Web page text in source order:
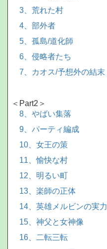
3、荒れた村
4、部外者
5、孤島/道化師
6、侵略者たち
7、カオス/予想外の結末
＜Part2＞
8、やばい集落
9、パーティ編成
10、女王の策
11、愉快な村
12、明るい町
13、楽師の正体
14、英雄メルビンの実力
15、神父と女神像
16、二転三転